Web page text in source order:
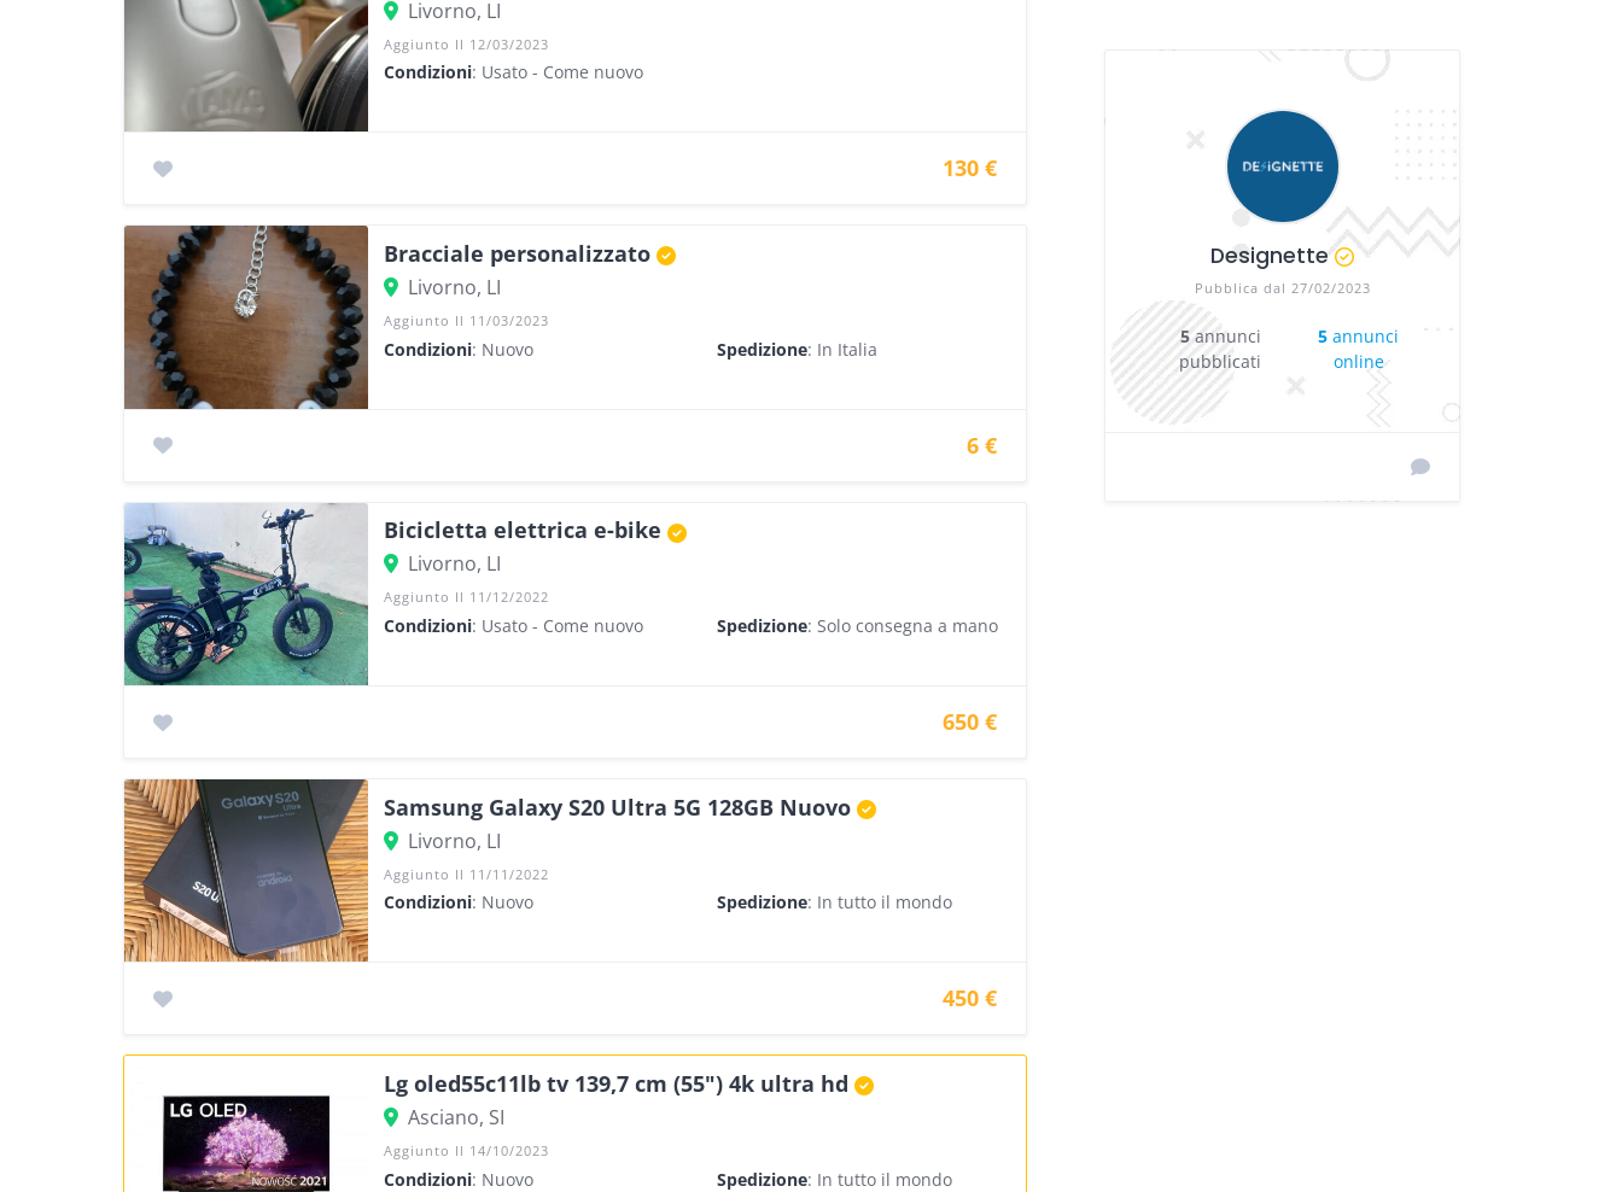
Livorno, LI
Aggiunto Il 12/03/2023
Condizioni: Usato - Come nuovo
130 €
Bracciale personalizzato
Livorno, LI
Aggiunto Il 11/03/2023
Condizioni: Nuovo Spedizione: In Italia
6 €
Bicicletta elettrica e-bike
Livorno, LI
Aggiunto Il 11/12/2022
Condizioni: Usato - Come nuovo Spedizione: Solo consegna a mano
650 €
Samsung Galaxy S20 Ultra 5G 128GB Nuovo
Livorno, LI
Aggiunto Il 11/11/2022
Condizioni: Nuovo Spedizione: In tutto il mondo
450 €
Lg oled55c11lb tv 139,7 cm (55") 4k ultra hd
Asciano, SI
Aggiunto Il 14/10/2023
Condizioni: Nuovo Spedizione: In tutto il mondo
Designette
Pubblica dal 27/02/2023
5annunci
pubblicati
5 annunci
online